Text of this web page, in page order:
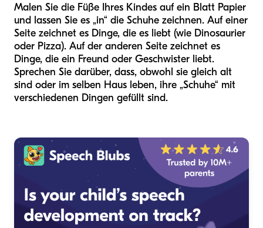
Malen Sie die Füße Ihres Kindes auf ein Blatt Papier
und lassen Sie es „in“ die Schuhe zeichnen. Auf einer
Seite zeichnet es Dinge, die es liebt (wie Dinosaurier
oder Pizza). Auf der anderen Seite zeichnet es
Dinge, die ein Freund oder Geschwister liebt.
Sprechen Sie darüber, dass, obwohl sie gleich alt
sind oder im selben Haus leben, ihre „Schuhe“ mit
verschiedenen Dingen gefüllt sind.